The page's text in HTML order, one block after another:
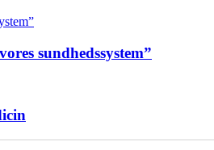
sundhedssystem”